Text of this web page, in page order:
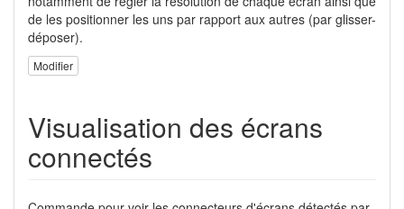
de les positionner les uns par rapport aux autres (par glisser-
déposer).
Modifier
Visualisation des écrans
connectés